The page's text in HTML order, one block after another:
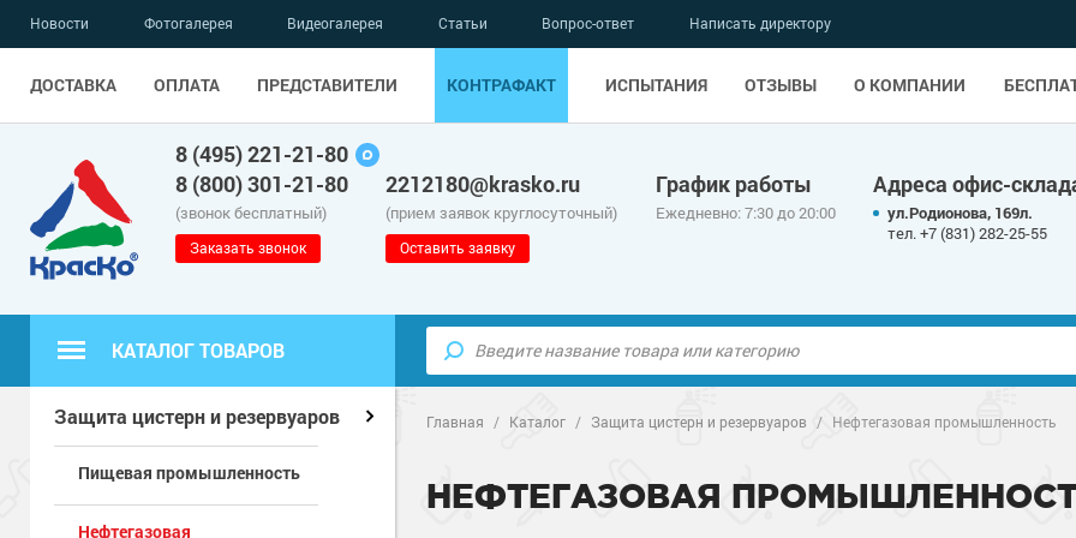
Новости Фотогалерея Видеогалерея Статьи Вопрос-ответ Написать директору
ДОСТАВКА ОПЛАТА ПРЕДСТАВИТЕЛИ КОНТРАФАКТ ИСПЫТАНИЯ ОТЗЫВЫ О КОМПАНИИ
8 (495) 221-21-80
8 (800) 301-21-80
(звонок бесплатный)
Заказать звонок
2212180@krasko.ru
(прием заявок круглосуточный)
Оставить заявку
График работы
Ежедневно: 7:30 до 20:00
Адреса офис-
ул.Родионова, 169л.
тел. +7 (831) 282-25-55
КАТАЛОГ ТОВАРОВ
Полимерные наливные полы Полиуретановые полы
Для бетонных полов
Главная / Каталог / Защита цистерн и резервуаров / Нефтегазовая промышленность
НЕФТЕГАЗОВАЯ
Защита цистерн и резервуаров
Пищевая промышленность
Нефтегазовая